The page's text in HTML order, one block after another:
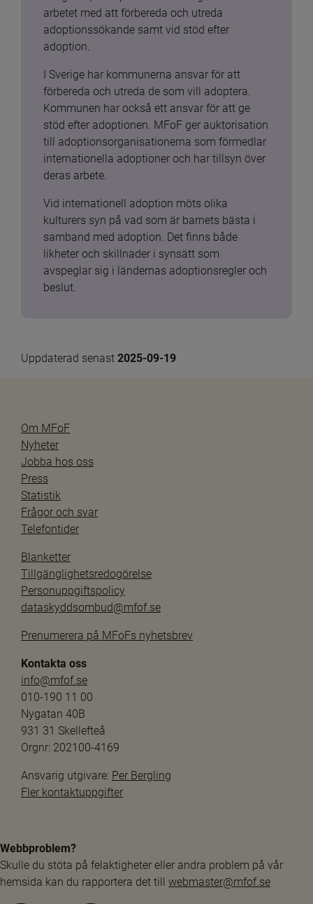
arbetet med att förbereda och utreda
adoptionssökande samt vid stöd efter
adoption.
I Sverige har kommunerna ansvar för att
förbereda och utreda de som vill adoptera.
Kommunen har också ett ansvar för att ge
stöd efter adoptionen. MFoF ger auktorisation
till adoptionsorganisationerna som förmedlar
internationella adoptioner och har tillsyn över
deras arbete.
Vid internationell adoption möts olika
kulturers syn på vad som är barnets bästa i
samband med adoption. Det finns både
likheter och skillnader i synsätt som
avspeglar sig i ländernas adoptionsregler och
beslut.
Uppdaterad senast 2025-09-19
Om MFoF
Nyheter
Jobba hos oss
Press
Statistik
Frågor och svar
Telefontider
Blanketter
Tillgänglighetsredogörelse
Personuppgiftspolicy
dataskyddsombud@mfof.se
Prenumerera på MFoFs nyhetsbrev
Kontakta oss
info@mfof.se
010-190 11 00
Nygatan 40B
931 31 Skellefteå
Orgnr: 202100-4169
Ansvarig utgivare: Per Bergling
Fler kontaktuppgifter
Webbproblem?
Skulle du stöta på felaktigheter eller andra problem på vår
hemsida kan du rapportera det till webmaster@mfof.se